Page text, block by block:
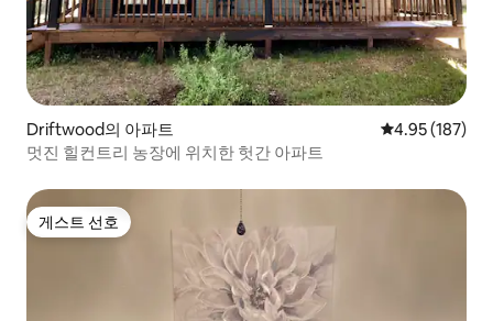
Driftwood의 아파트 평점 4.95점(5
4.95 (187)
멋진 힐컨트리 농장에 위치한 헛간 아파트
게스트 선호
게스트 선호